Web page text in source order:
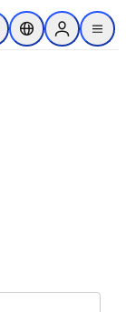
건너뛰기
열기
위치 선택기Sign in to
menu